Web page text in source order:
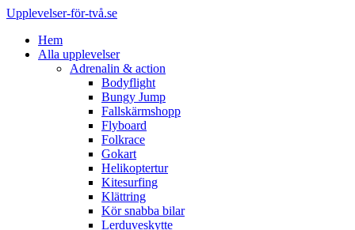
Upplevelser-för-två.se
Hem
Alla upplevelser
Adrenalin & action
Bodyflight
Bungy Jump
Fallskärmshopp
Flyboard
Folkrace
Gokart
Helikoptertur
Kitesurfing
Klättring
Kör snabba bilar
Lerduveskytte